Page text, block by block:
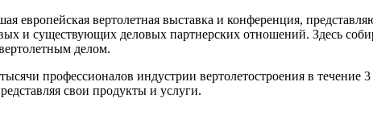
европейская вертолетная выставка и конференция,
и существующих деловых партнерских отношений. Здесь
делом.
профессионалов индустрии вертолетостроения в
свои продукты и услуги.